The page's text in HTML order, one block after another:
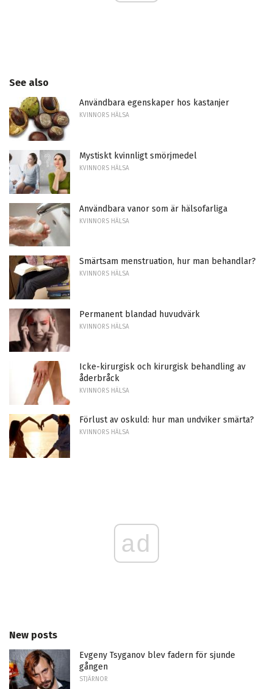
See also
Användbara egenskaper hos kastanjer
KVINNORS HÄLSA
Mystiskt kvinnligt smörjmedel
KVINNORS HÄLSA
Användbara vanor som är hälsofarliga
KVINNORS HÄLSA
Smärtsam menstruation, hur man behandlar?
KVINNORS HÄLSA
Permanent blandad huvudvärk
KVINNORS HÄLSA
Icke-kirurgisk och kirurgisk behandling av
åderbråck
KVINNORS HÄLSA
Förlust av oskuld: hur man undviker smärta?
KVINNORS HÄLSA
ad
New posts
Evgeny Tsyganov blev fadern för sjunde
gången
STJÄRNOR